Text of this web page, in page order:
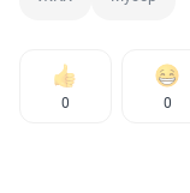
0 0